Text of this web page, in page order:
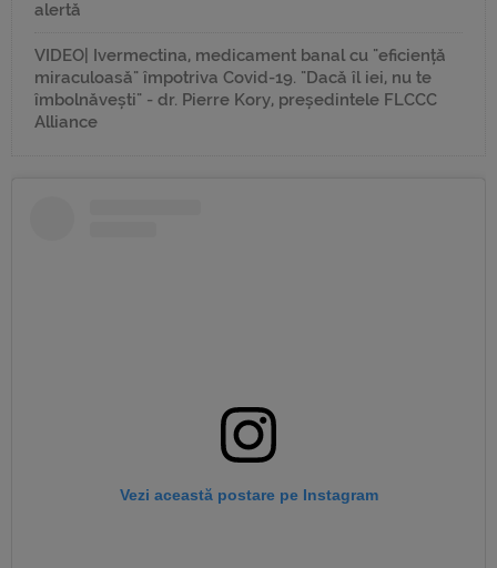
alertă
VIDEO| Ivermectina, medicament banal cu "eficiență
miraculoasă" împotriva Covid-19. "Dacă îl iei, nu te
îmbolnăvești" - dr. Pierre Kory, președintele FLCCC
Alliance
Vezi această postare pe Instagram